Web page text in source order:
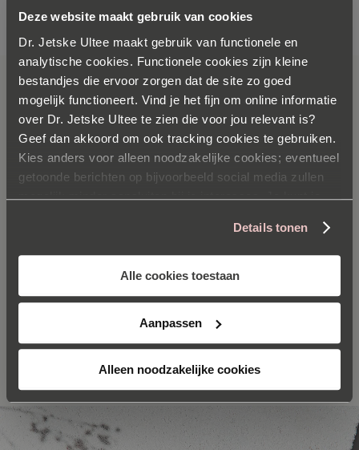
Deze website maakt gebruik van cookies
Dr. Jetske Ultee maakt gebruik van functionele en
analytische cookies. Functionele cookies zijn kleine
bestandjes die ervoor zorgen dat de site zo goed
mogelijk functioneert. Vind je het fijn om online informatie
over Dr. Jetske Ultee te zien die voor jou relevant is?
Geef dan akkoord om ook tracking cookies te gebruiken.
Kies anders voor alleen noodzakelijke cookies; eventueel
getoonde berichten op bijvoorbeeld social media zullen
mogelijk minder aansluiten bij je interesses. Je kunt je
Details tonen
Alle cookies toestaan
Aanpassen
Alleen noodzakelijke cookies
Pagina
U
lees
momenteel
pagina
1 Pagina
Pagina
3
Ingrediënten
AQUA
CAPRYLIC/CAPRIC TRIGLYCERIDE